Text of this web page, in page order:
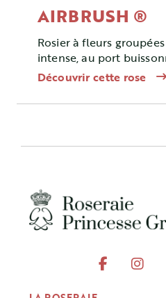
AIRBRUSH ®
Rosier à fleurs
intense, au port
aux maladies.
Découvrir cette rose